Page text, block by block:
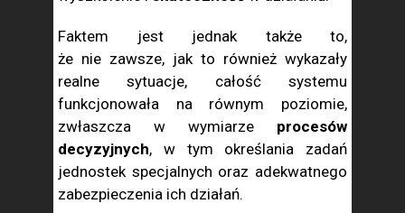
Faktem jest jednak także to,
że nie zawsze, jak to również wykazały
realne sytuacje, całość systemu
funkcjonowała na równym poziomie,
zwłaszcza w wymiarze procesów
decyzyjnych, w tym określania zadań
jednostek specjalnych oraz adekwatnego
zabezpieczenia ich działań.